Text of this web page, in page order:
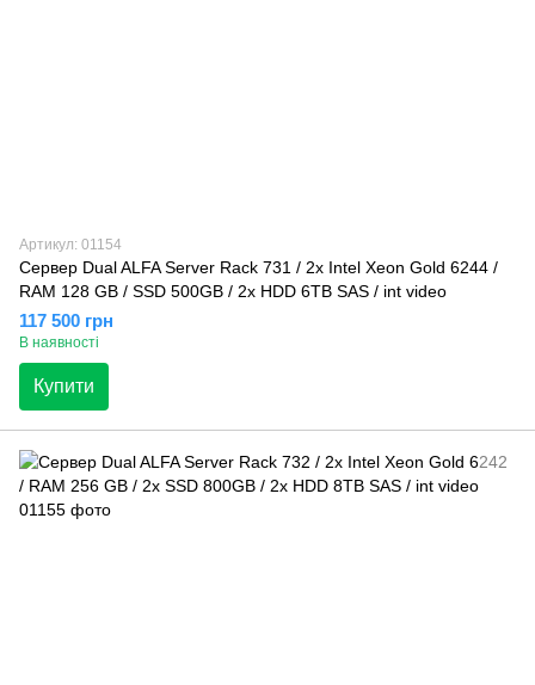
Артикул: 01154
Сервер Dual ALFA Server Rack 731 / 2х Intel Xeon Gold 6244 /
RAM 128 GB / SSD 500GB / 2x HDD 6TB SAS / int video
117 500 грн
В наявності
Купити